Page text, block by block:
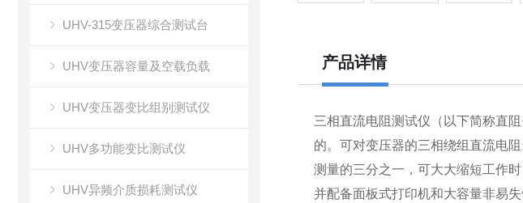
UHV-315变压器综合测试台
UHV变压器容量及空载负载
UHV变压器变比组别测试仪
UHV多功能变比测试仪
UHV异频介质损耗测试仪
产品详情
三相直流电阻测试仪（以下简称直
的。可对变压器的三相绕组直流电
测量的三分之一，可大大缩短工作
并配备面板式打印机和大容量非易